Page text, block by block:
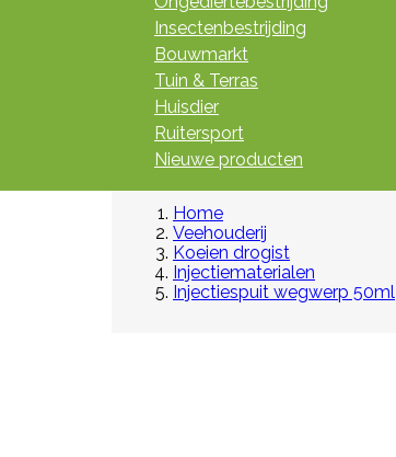
Insectenbestrijding
Bouwmarkt
Tuin & Terras
Huisdier
Ruitersport
Nieuwe producten
Home
Veehouderij
Koeien drogist
Injectiematerialen
Injectiespuit wegwerp 50ml